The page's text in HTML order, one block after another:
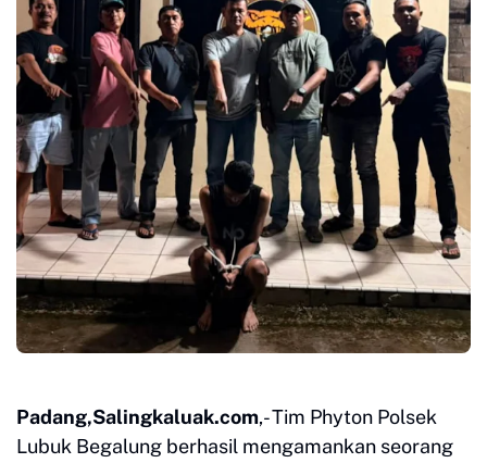
Padang,Salingkaluak.com,- Tim Phyton Polsek
Lubuk Begalung berhasil mengamankan seorang